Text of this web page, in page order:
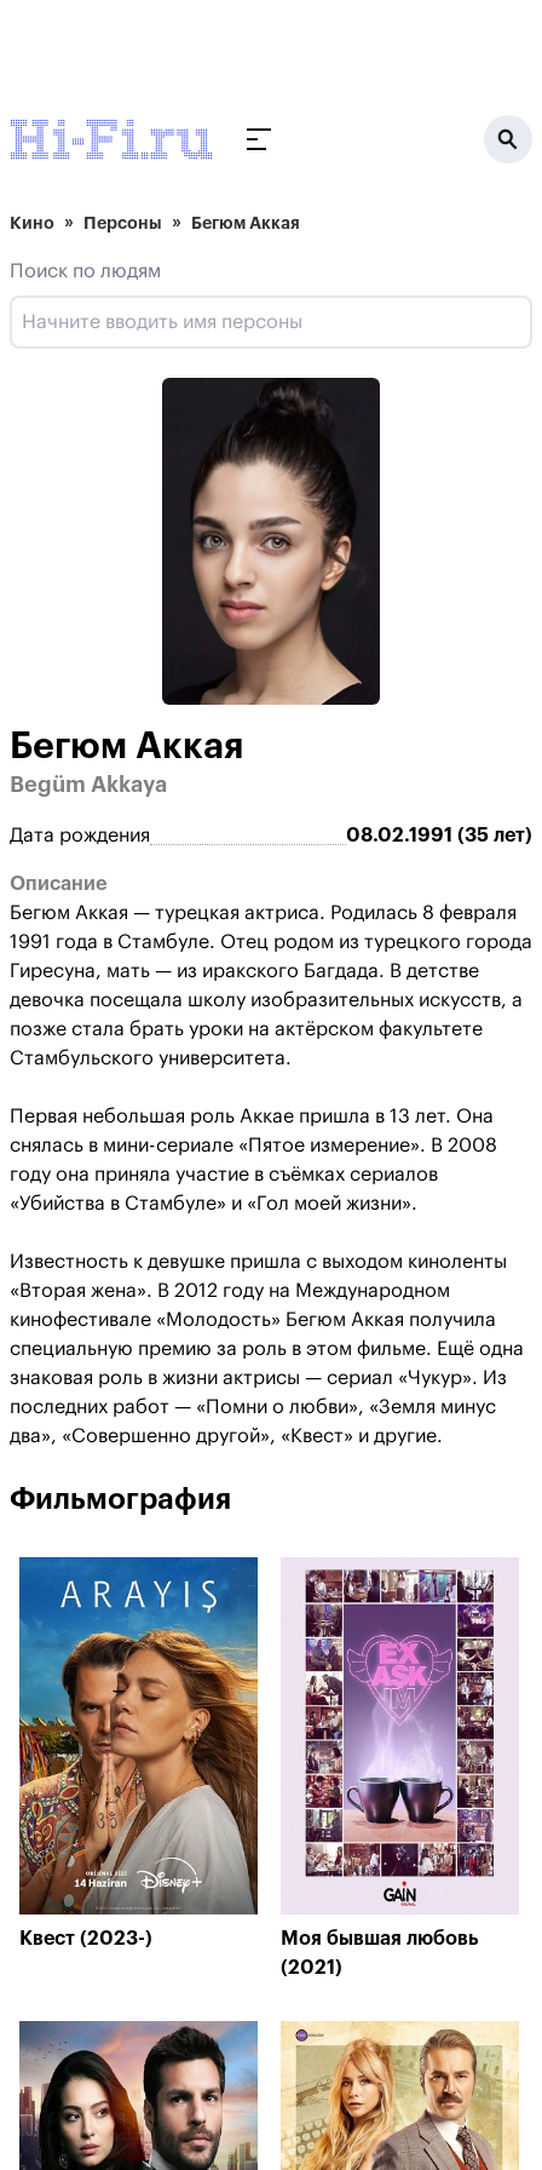
Кино Персоны Бегюм Аккая
Поиск по людям
Бегюм Аккая
Begüm Akkaya
Дата рождения 08.02.1991 (35 лет)
Описание
Бегюм Аккая — турецкая актриса. Родилась 8 февраля
1991 года в Стамбуле. Отец родом из турецкого города
Гиресуна, мать — из иракского Багдада. В детстве
девочка посещала школу изобразительных искусств, а
позже стала брать уроки на актёрском факультете
Стамбульского университета.
Первая небольшая роль Аккае пришла в 13 лет. Она
снялась в мини-сериале «Пятое измерение». В 2008
году она приняла участие в съёмках сериалов
«Убийства в Стамбуле» и «Гол моей жизни».
Известность к девушке пришла с выходом киноленты
«Вторая жена». В 2012 году на Международном
кинофестивале «Молодость» Бегюм Аккая получила
специальную премию за роль в этом фильме. Ещё одна
знаковая роль в жизни актрисы — сериал «Чукур». Из
последних работ — «Помни о любви», «Земля минус
два», «Совершенно другой», «Квест» и другие.
Фильмография
Квест (2023-)
Моя бывшая любовь
(2021)